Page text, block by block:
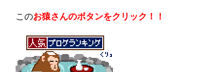
このお猿さんのボタンをクリック！！